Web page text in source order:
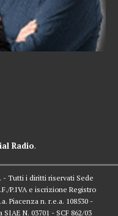
Radio.
- Tutti i diritti riservati Sede
P.IVA e iscrizione Registro
Piacenza n. r.e.a. 108530 -
N. 03701 - SCF 862/03